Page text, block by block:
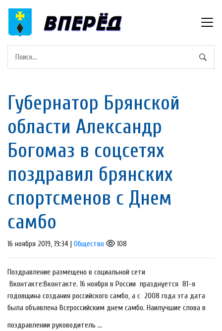
Губернатор Брянской
области Александр
Богомаз в соцсетях
поздравил брянских
спортсменов с Днем
самбо
16 ноября 2019, 19:34 | Общество 108
Поздравление размещено в социальной сети
Вконтакте:Вконтакте. 16 ноября в России празднуется 81-я
годовщина создания российского самбо, а с 2008 года эта дата
была объявлена Всероссийским днем самбо. Наилучшие слова в
поздравлении руководитель ...